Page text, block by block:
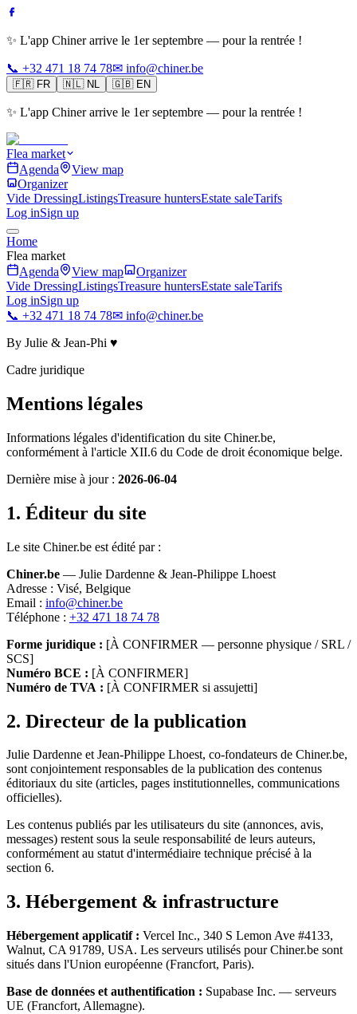
✨ L'app Chiner arrive le 1er septembre — pour la rentrée !
📞 +32 471 18 74 78✉ info@chiner.be
🇫🇷 FR 🇳🇱 NL 🇬🇧 EN
✨ L'app Chiner arrive le 1er septembre — pour la rentrée !
Flea market
Agenda
View map
Organizer
Vide DressingListingsTreasure huntersEstate saleTarifs
Log inSign up
Home
Flea market
Agenda
View map
Organizer
Vide DressingListingsTreasure huntersEstate saleTarifs
Log inSign up
📞 +32 471 18 74 78✉ info@chiner.be
By Julie & Jean-Phi ♥
Cadre juridique
Mentions légales
Informations légales d'identification du site Chiner.be,
conformément à l'article XII.6 du Code de droit économique belge.
Dernière mise à jour : 2026-06-04
1. Éditeur du site
Le site Chiner.be est édité par :
Chiner.be — Julie Dardenne & Jean-Philippe Lhoest
Adresse : Visé, Belgique
Email : info@chiner.be
Téléphone : +32 471 18 74 78
Forme juridique : [À CONFIRMER — personne physique / SRL /
SCS]
Numéro BCE : [À CONFIRMER]
Numéro de TVA : [À CONFIRMER si assujetti]
2. Directeur de la publication
Julie Dardenne et Jean-Philippe Lhoest, co-fondateurs de Chiner.be,
sont conjointement responsables de la publication des contenus
éditoriaux du site (articles, pages institutionnelles, communications
officielles).
Les contenus publiés par les utilisateurs du site (annonces, avis,
messages) restent sous la seule responsabilité de leurs auteurs,
conformément au statut d'intermédiaire technique précisé à la
section 6.
3. Hébergement & infrastructure
Hébergement applicatif : Vercel Inc., 340 S Lemon Ave #4133,
Walnut, CA 91789, USA. Les serveurs utilisés pour Chiner.be sont
situés dans l'Union européenne (Francfort, Paris).
Base de données et authentification : Supabase Inc. — serveurs
UE (Francfort, Allemagne).